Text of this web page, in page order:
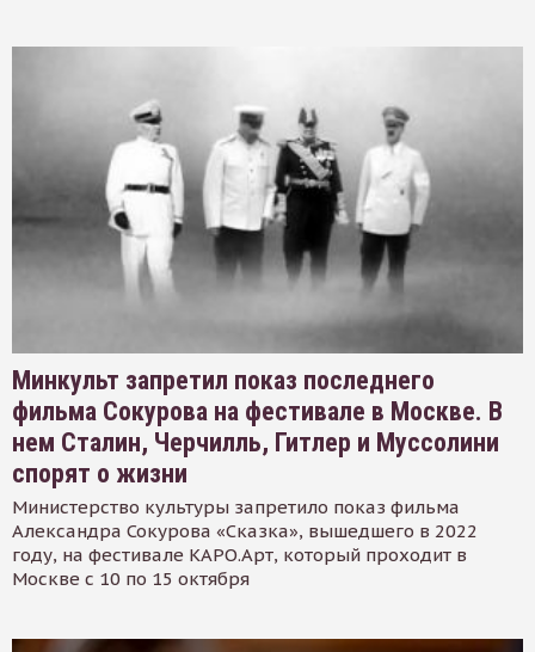
Минкульт запретил показ последнего
фильма Сокурова на фестивале в Москве. В
нем Сталин, Черчилль, Гитлер и Муссолини
спорят о жизни
Министерство культуры запретило показ фильма
Александра Сокурова «Сказка», вышедшего в 2022
году, на фестивале КАРО.Арт, который проходит в
Москве с 10 по 15 октября